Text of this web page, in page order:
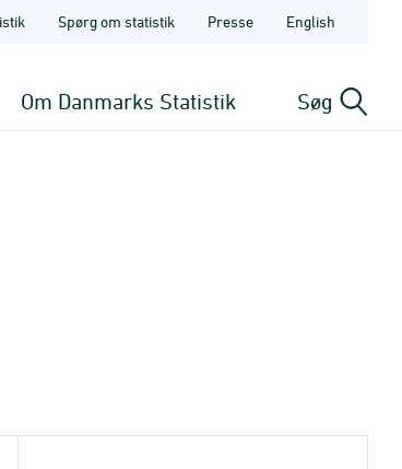
Spørg om statistik Presse English
Om Danmarks Statistik Søg